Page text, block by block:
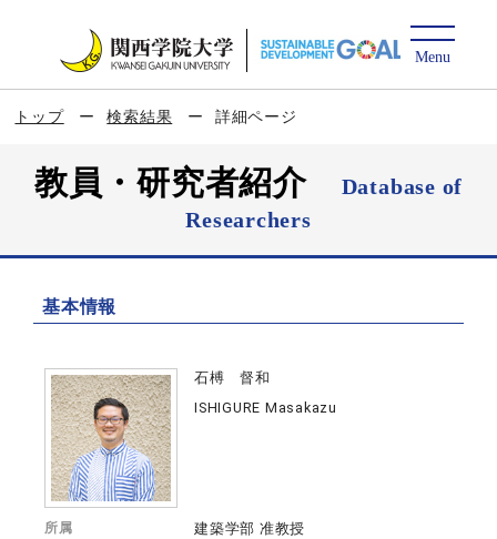
トップ 検索結果 詳細ページ
教員・研究者紹介
Database of
Researchers
基本情報
石榑 督和
ISHIGURE Masakazu
所属 建築学部 准教授